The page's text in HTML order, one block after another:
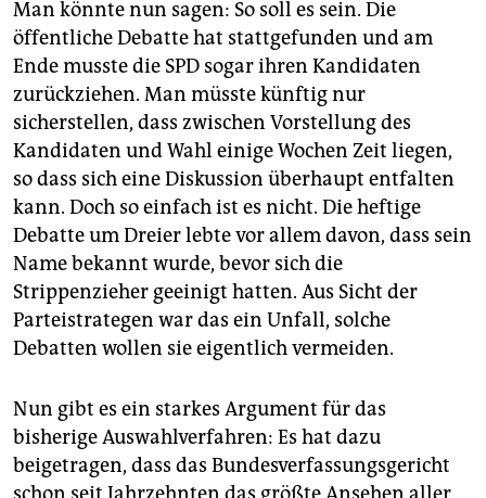
Man könnte nun sagen: So soll es sein. Die
öffentliche Debatte hat stattgefunden und am
Ende musste die SPD sogar ihren Kandidaten
zurückziehen. Man müsste künftig nur
sicherstellen, dass zwischen Vorstellung des
Kandidaten und Wahl einige Wochen Zeit liegen,
so dass sich eine Diskussion überhaupt entfalten
kann. Doch so einfach ist es nicht. Die heftige
Debatte um Dreier lebte vor allem davon, dass sein
Name bekannt wurde, bevor sich die
Strippenzieher geeinigt hatten. Aus Sicht der
Parteistrategen war das ein Unfall, solche
Debatten wollen sie eigentlich vermeiden.
Nun gibt es ein starkes Argument für das
bisherige Auswahlverfahren: Es hat dazu
beigetragen, dass das Bundesverfassungsgericht